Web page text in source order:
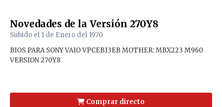
Novedades de la Versión 270Y8
Subido el 1 de Enero del 1970
BIOS PARA SONY VAIO VPCEB13EB MOTHER: MBX223 M960
VERSION 270Y8
Comprar directo